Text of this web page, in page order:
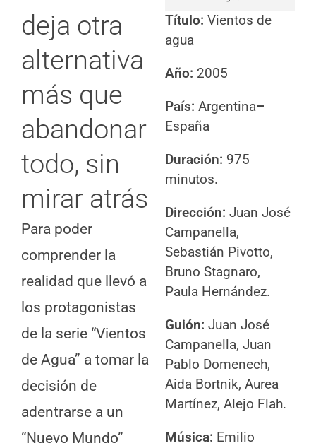
deja otra
alternativa
más que
abandonar
todo, sin
mirar atrás
Para poder
comprender la
realidad que llevó a
los protagonistas
de la serie “Vientos
de Agua” a tomar la
decisión de
adentrarse a un
“Nuevo Mundo”
Título: Vientos de
agua
Año: 2005
País: Argentina–
España
Duración: 975
minutos.
Dirección: Juan José
Campanella,
Sebastián Pivotto,
Bruno Stagnaro,
Paula Hernández.
Guión: Juan José
Campanella, Juan
Pablo Domenech,
Aida Bortnik, Aurea
Martínez, Alejo Flah.
Música: Emilio